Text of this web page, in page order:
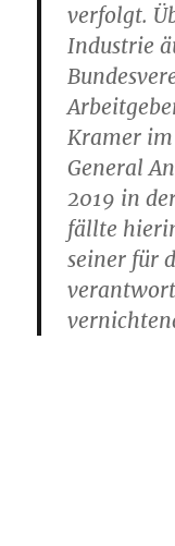
verfolgt.
Industrie
Kramer
General
2019 in
fällte
seiner für